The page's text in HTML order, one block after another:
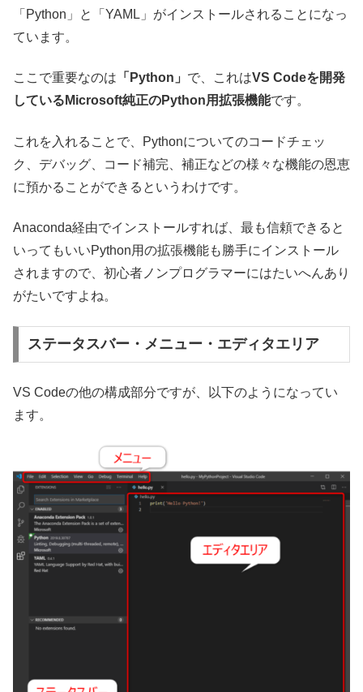
「Python」と「YAML」がインストールされることになっ
ています。
ここで重要なのは 「Python」 で、これはVS Codeを開発
しているMicrosoft純正のPython用拡張機能です。
これを入れることで、Pythonについてのコードチェッ
ク、デバッグ、コード補完、補正などの様々な機能の恩恵
に預かることができるというわけです。
Anaconda経由でインストールすれば、最も信頼できると
いってもいいPython用の拡張機能も勝手にインストール
されますので、初心者ノンプログラマーにはたいへんあり
がたいですよね。
ステータスバー・メニュー・エディタエリア
VS Codeの他の構成部分ですが、以下のようになってい
ます。